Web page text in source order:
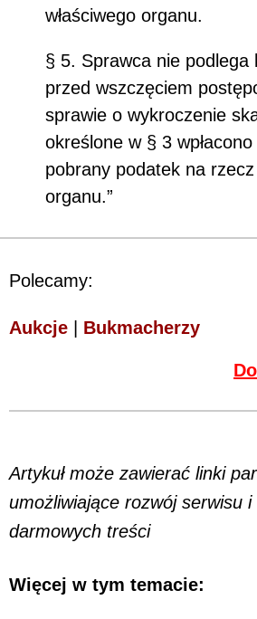
właściwego organu.
§ 5. Sprawca nie podlega
przed wszczęciem
sprawie o wykroczenie
określone w § 3 wpłacono
pobrany podatek na rzecz
organu.”
Polecamy:
Aukcje Bukmacherzy
Artykuł może zawierać linki
umożliwiające rozwój serwisu
darmowych treści
Więcej w tym temacie: